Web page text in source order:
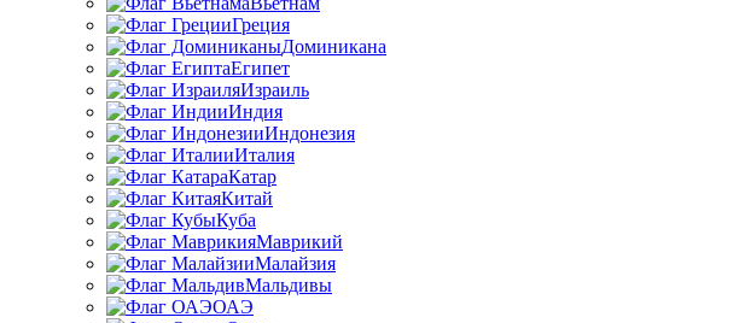
Греция
Доминикана
Египет
Израиль
Индия
Индонезия
Италия
Катар
Китай
Куба
Маврикий
Малайзия
Мальдивы
ОАЭ